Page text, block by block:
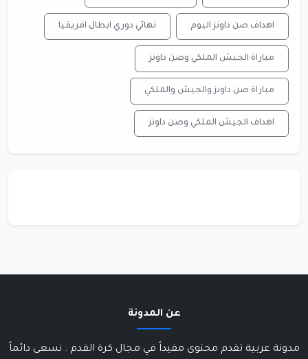
اهداف صن داونز اليوم نهائي دوري ابطال افريقيا
مباراة الجيش الملكي وصن داونز
مباراة صن داونز والجيش والملكي
اهداف الجيش الملكي وصن داونز
عن المدونة
مدونة عربية تقدم محتوى مفيداً في مجال كرة القدم . نسعى دائماً